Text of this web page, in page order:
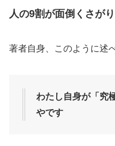
人の9割が面倒くさが
著者自身、このように述
わたし自身が「究
やです